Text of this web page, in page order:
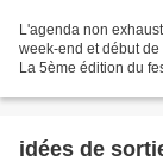
L'agenda non
week-end et début
La 5ème édition du
idées de